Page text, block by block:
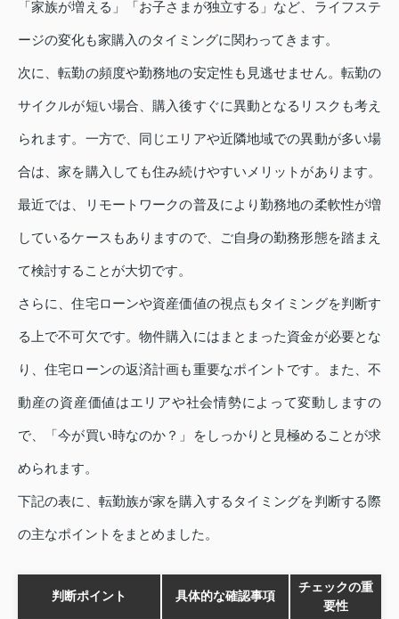
「家族が増える」「お子さまが独立する」など、ライフステ
ージの変化も家購入のタイミングに関わってきます。
次に、転勤の頻度や勤務地の安定性も見逃せません。転勤の
サイクルが短い場合、購入後すぐに異動となるリスクも考え
られます。一方で、同じエリアや近隣地域での異動が多い場
合は、家を購入しても住み続けやすいメリットがあります。
最近では、リモートワークの普及により勤務地の柔軟性が増
しているケースもありますので、ご自身の勤務形態を踏まえ
て検討することが大切です。
さらに、住宅ローンや資産価値の視点もタイミングを判断す
る上で不可欠です。物件購入にはまとまった資金が必要とな
り、住宅ローンの返済計画も重要なポイントです。また、不
動産の資産価値はエリアや社会情勢によって変動しますの
で、「今が買い時なのか？」をしっかりと見極めることが求
められます。
下記の表に、転勤族が家を購入するタイミングを判断する際
の主なポイントをまとめました。
判断ポイント 具体的な確認事項
チェックの重
要性